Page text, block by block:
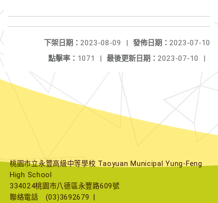
發佈日期： 2023-07-10
下架日期： 2023-08-09
|
最後更新日期： 2023-07-10 |
點擊率： 1071 |
桃園市立永豐高級中等學校 Taoyuan Municipal Yung-Feng
High School
334024桃園市八德區永豐路609號
聯絡電話
(03)3692679